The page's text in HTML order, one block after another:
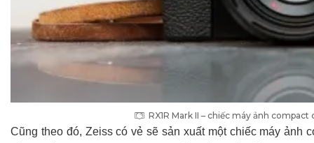
RX1R Mark II – chiếc máy ảnh
Cũng theo đó, Zeiss có vẻ sẽ sản xuất một chiếc máy ảnh